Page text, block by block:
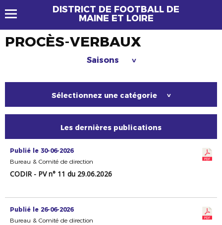
DISTRICT DE FOOTBALL DE
MAINE ET LOIRE
PROCÈS-VERBAUX
Saisons >
Sélectionnez une catégorie >
Les dernières publications
Publié le 30-06-2026
Bureau & Comité de direction
CODIR - PV n° 11 du 29.06.2026
Publié le 26-06-2026
Bureau & Comité de direction